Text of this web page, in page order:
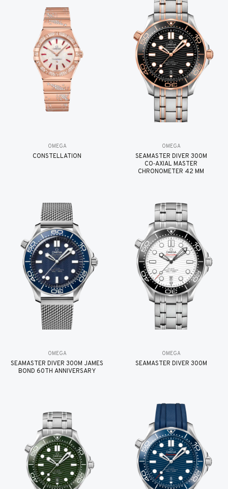
OMEGA
CONSTELLATION
OMEGA
SEAMASTER DIVER 300M
CO‑AXIAL MASTER
CHRONOMETER 42 MM
OMEGA
SEAMASTER DIVER 300M JAMES
BOND 60TH ANNIVERSARY
OMEGA
SEAMASTER DIVER 300M